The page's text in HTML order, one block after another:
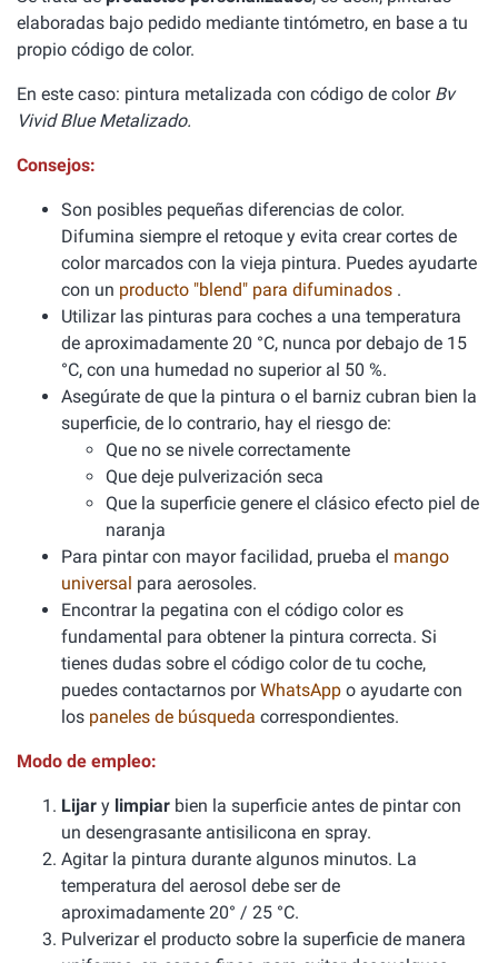
elaboradas bajo pedido mediante tintómetro, en base a tu
propio código de color.
En este caso: pintura metalizada con código de color Bv
Vivid Blue Metalizado.
Consejos:
Son posibles pequeñas diferencias de color.
Difumina siempre el retoque y evita crear cortes de
color marcados con la vieja pintura. Puedes ayudarte
con un producto "blend" para difuminados .
Utilizar las pinturas para coches a una temperatura
de aproximadamente 20 °C, nunca por debajo de 15
°C, con una humedad no superior al 50 %.
Asegúrate de que la pintura o el barniz cubran bien la
superficie, de lo contrario, hay el riesgo de:
Que no se nivele correctamente
Que deje pulverización seca
Que la superficie genere el clásico efecto piel de
naranja
Para pintar con mayor facilidad, prueba el mango
universal para aerosoles.
Encontrar la pegatina con el código color es
fundamental para obtener la pintura correcta. Si
tienes dudas sobre el código color de tu coche,
puedes contactarnos porWhatsApp o ayudarte con
los paneles de búsqueda correspondientes.
Modo de empleo:
Lijar y limpiar bien la superficie antes de pintar con
un desengrasante antisilicona en spray.
Agitar la pintura durante algunos minutos. La
temperatura del aerosol debe ser de
aproximadamente 20° / 25 °C.
Pulverizar el producto sobre la superficie de manera